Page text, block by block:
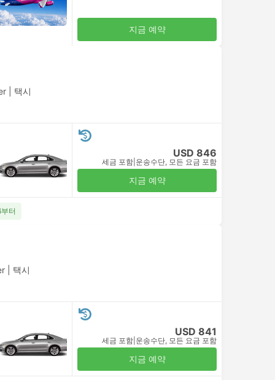
지금 예약
택시
USD 846
세금 포함 운송수단, 모든 요금 포함
지금 예약
터
택시
USD 841
세금 포함 운송수단, 모든 요금 포함
지금 예약